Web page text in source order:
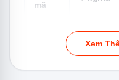
mã
Xem